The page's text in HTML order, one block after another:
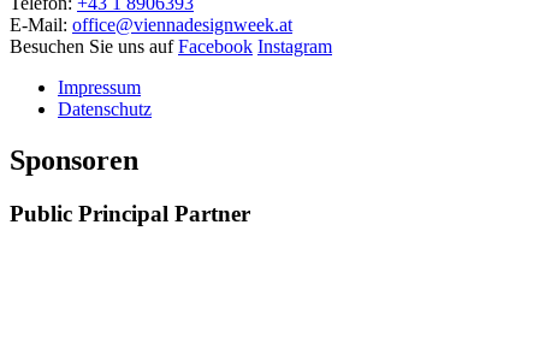
E-Mail: office@viennadesignweek.at
Besuchen Sie uns aufFacebook Instagram
Impressum
Datenschutz
Sponsoren
Public Principal Partner